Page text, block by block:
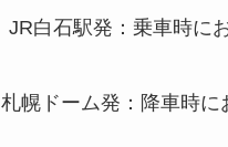
JR白石駅発：乗車時に
札幌ドーム発：降車時に